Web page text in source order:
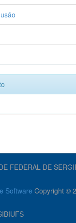
FEDERAL DE
Software Copyright ©